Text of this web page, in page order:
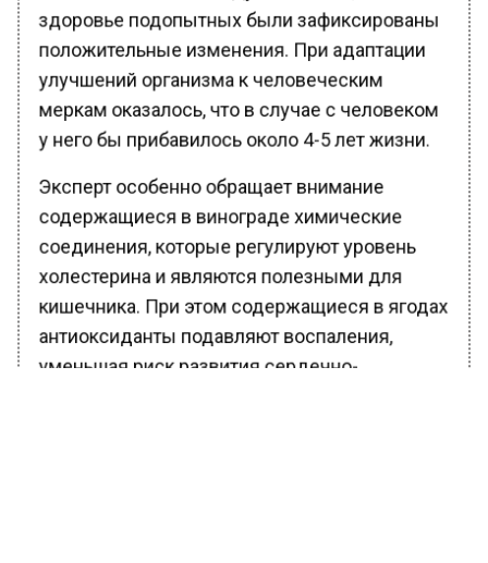
здоровье подопытных были зафиксированы
положительные изменения. При адаптации
улучшений организма к человеческим
меркам оказалось, что в случае с человеком
у него бы прибавилось около 4-5 лет жизни.
Эксперт особенно обращает внимание
содержащиеся в винограде химические
соединения, которые регулируют уровень
холестерина и являются полезными для
кишечника. При этом содержащиеся в ягодах
антиоксиданты подавляют воспаления,
уменьшая риск развития сердечно-